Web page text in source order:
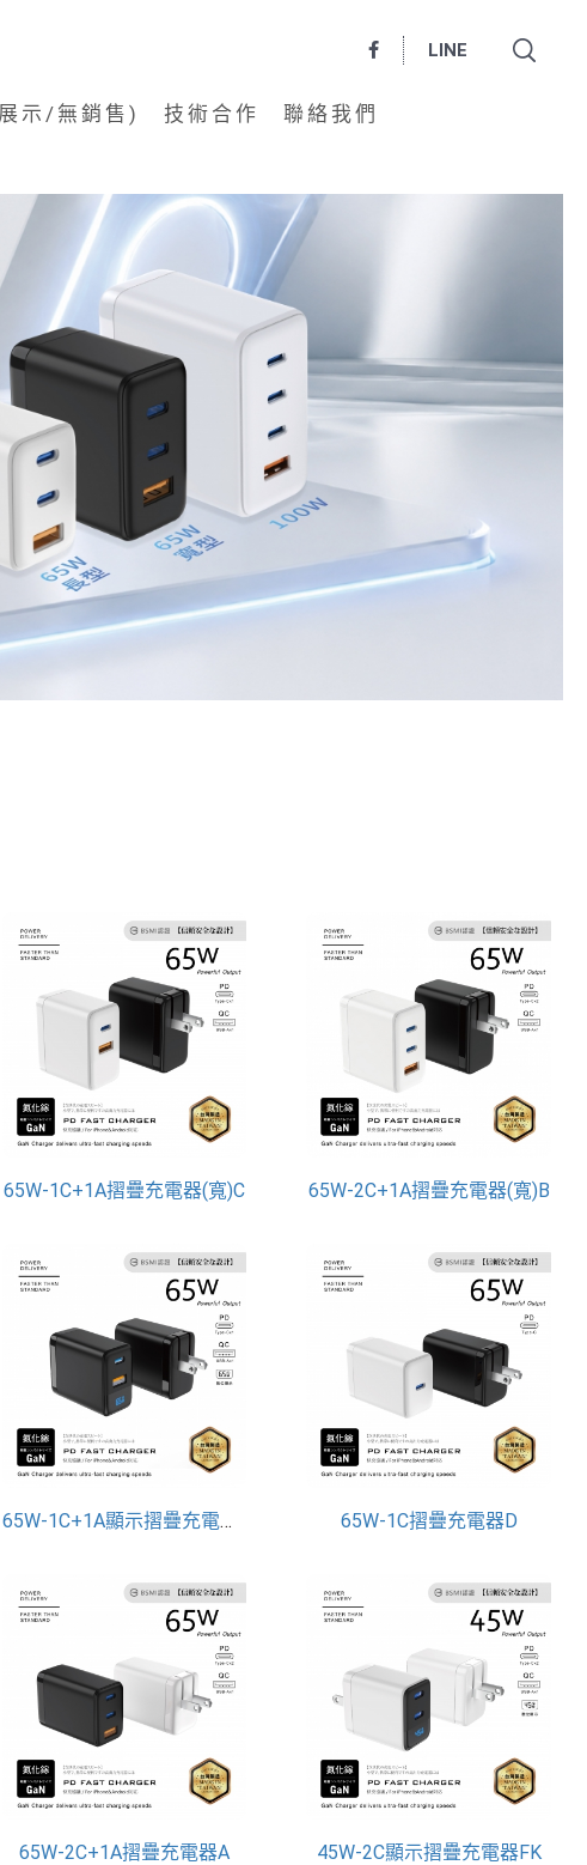
示/無銷售) 技術合作 聯絡我們
LINE
65W-1C+1A摺疊充電器(寬)C 65W-2C+1A摺疊充電器(寬)B
65W-1C+1A顯示摺疊充電器E 65W-1C摺疊充電器D
65W-2C+1A摺疊充電器A 45W-2C顯示摺疊充電器FK